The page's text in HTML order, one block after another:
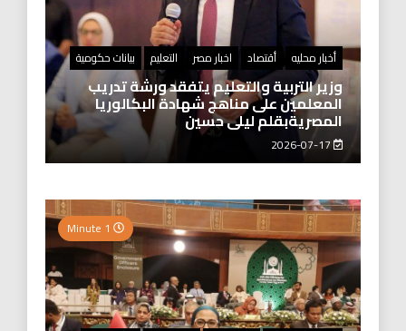
أخبار محليه أقتصاد اخبار مصر التعليم بيانات حكومية
وزير التربية والتعليم يتفقد ورشة تدريب
المعلمين على مناهج شهادة البكالوريا
المصريةبقلم ليلى حسين
2026-07-17